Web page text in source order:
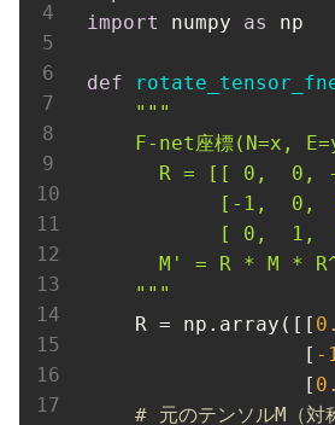
import
numpy as np
def
"" "
F-net座標(N=x,
R = [[ 0,  0,
[-1,  0,
[ 0,  1,
M' = R * M *
    "
""
R = np.array([[ 0 .
                  [
- 1
                  [
0 .
# 元のテンソルM（対